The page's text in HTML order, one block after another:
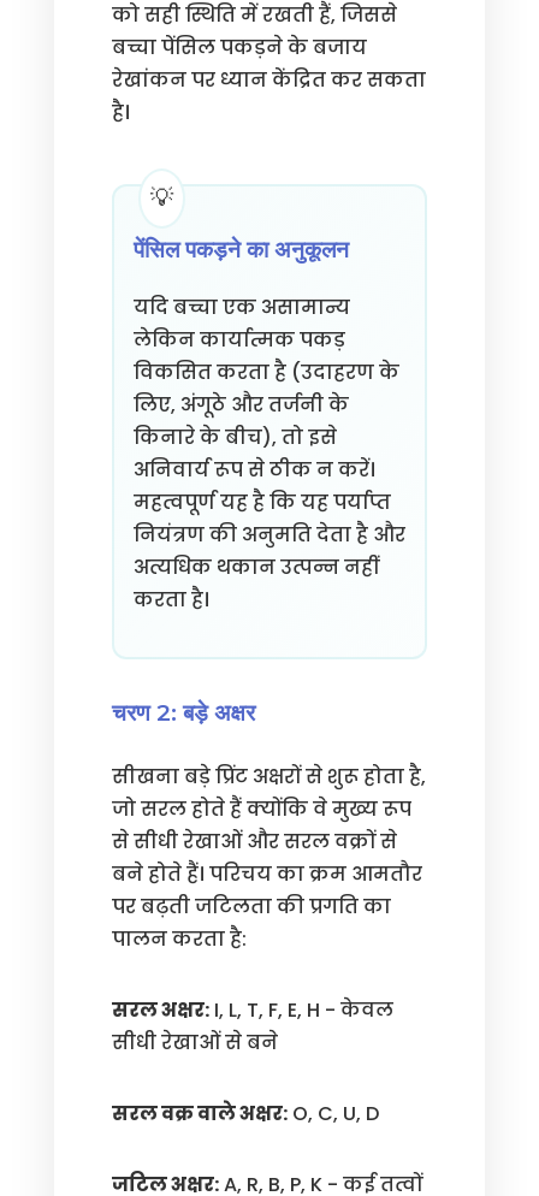
को सही स्थिति में रखती हैं, जिससे
बच्चा पेंसिल पकड़ने के बजाय
रेखांकन पर ध्यान केंद्रित कर सकता
है।
पेंसिल पकड़ने का अनुकूलन
यदि बच्चा एक असामान्य
लेकिन कार्यात्मक पकड़
विकसित करता है (उदाहरण के
लिए, अंगूठे और तर्जनी के
किनारे के बीच), तो इसे
अनिवार्य रूप से ठीक न करें।
महत्वपूर्ण यह है कि यह पर्याप्त
नियंत्रण की अनुमति देता है और
अत्यधिक थकान उत्पन्न नहीं
करता है।
चरण 2: बड़े अक्षर
सीखना बड़े प्रिंट अक्षरों से शुरू होता है,
जो सरल होते हैं क्योंकि वे मुख्य रूप
से सीधी रेखाओं और सरल वक्रों से
बने होते हैं। परिचय का क्रम आमतौर
पर बढ़ती जटिलता की प्रगति का
पालन करता है:
सरल अक्षर:I, L, T, F, E, H - केवल
सीधी रेखाओं से बने
सरल वक्र वाले अक्षर:O, C, U, D
जटिल अक्षर:A, R, B, P, K - कई तत्वों